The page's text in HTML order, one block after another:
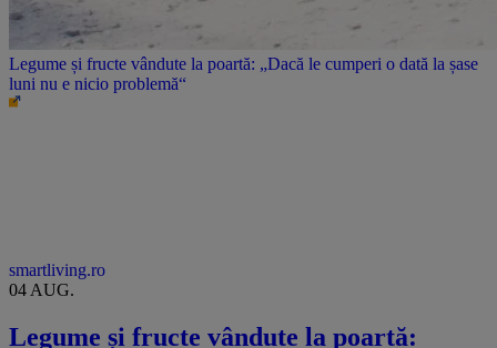
Legume și fructe vândute la poartă: „Dacă le cumperi o dată la șase
luni nu e nicio problemă“
smartliving.ro
04 AUG.
Legume și fructe vândute la poartă: